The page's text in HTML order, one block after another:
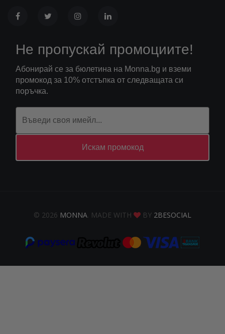
Не пропускай промоциите!
Абонирай се за бюлетина на Monna.bg и вземи
промокод за 10% отстъпка от следващата си
поръчка.
Искам промокод
© 2026 MONNA. MADE WITH BY 2BESOCIAL